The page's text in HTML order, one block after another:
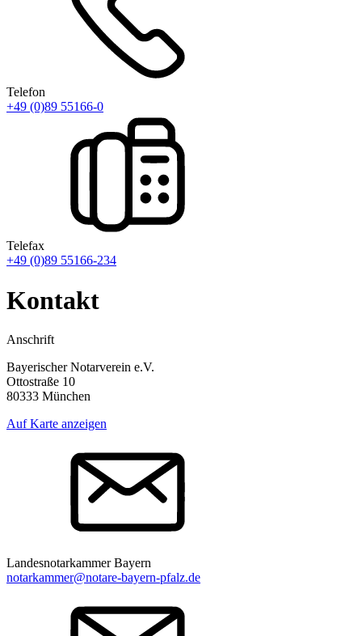
Telefon
+49 (0)89 55166-0
Telefax
+49 (0)89 55166-234
Kontakt
Anschrift
Bayerischer Notarverein e.V.
Ottostraße 10
80333 München
Auf Karte anzeigen
Landesnotarkammer Bayern
notarkammer@notare-bayern-pfalz.de